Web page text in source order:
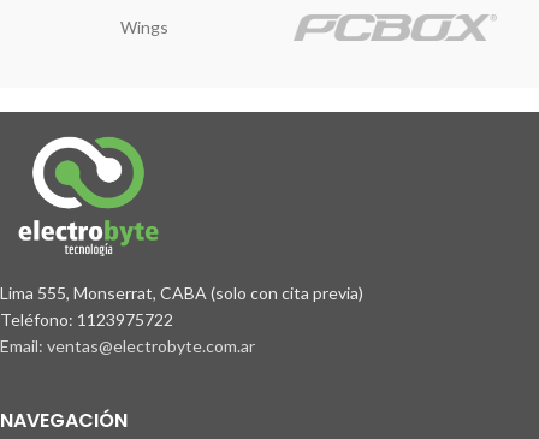
KELIX
Lima 555, Monserrat, CABA (solo con cita previa)
Teléfono: 1123975722
Email: ventas@electrobyte.com.ar
NAVEGACIÓN